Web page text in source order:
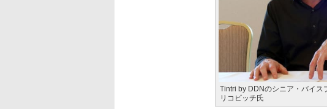
Tintri by DDNのシニア・バイス
リコビッチ氏